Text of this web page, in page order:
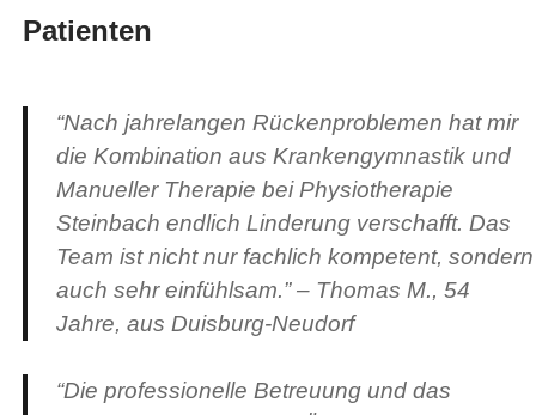
Patienten
“Nach jahrelangen Rückenproblemen hat mir
die Kombination aus Krankengymnastik und
Manueller Therapie bei Physiotherapie
Steinbach endlich Linderung verschafft. Das
Team ist nicht nur fachlich kompetent, sondern
auch sehr einfühlsam.” – Thomas M., 54
Jahre, aus Duisburg-Neudorf
“Die professionelle Betreuung und das